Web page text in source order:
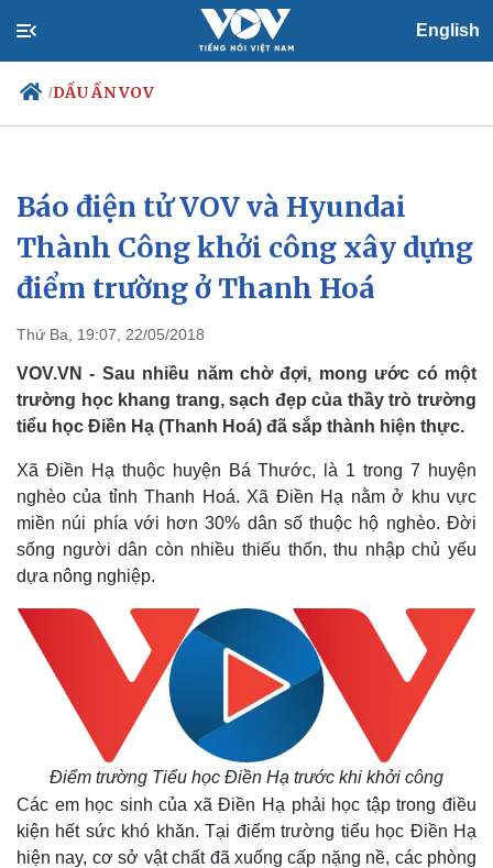
English
/DẤU ẤN VOV
Chính trị
Đảng
Tổ chức nhân sự
Quốc hội
Xã hội
Tin 24h
Dự báo thời tiết
Giáo dục
Báo điện tử VOV và Hyundai
Thành Công khởi công xây dựng
điểm trường ở Thanh Hoá
Thứ Ba, 19:07, 22/05/2018
VOV.VN - Sau nhiều năm chờ đợi, mong ước có một
trường học khang trang, sạch đẹp của thầy trò trường
tiểu học Điền Hạ (Thanh Hoá) đã sắp thành hiện thực.
Xã Điền Hạ thuộc huyện Bá Thước, là 1 trong 7 huyện
nghèo của tỉnh Thanh Hoá. Xã Điền Hạ nằm ở khu vực
miền núi phía với hơn 30% dân số thuộc hộ nghèo. Đời
sống người dân còn nhiều thiếu thốn, thu nhập chủ yếu
dựa nông nghiệp.
Điểm trường Tiểu học Điền Hạ trước khi khởi công
Các em học sinh của xã Điền Hạ phải học tập trong điều
kiện hết sức khó khăn. Tại điểm trường tiểu học Điền Hạ
hiện nay, cơ sở vật chất đã xuống cấp nặng nề, các phòng